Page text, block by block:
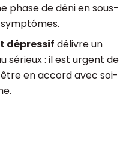
phase de déni en sous-
dépressif délivre un
sérieux : il est urgent de
en accord avec soi-